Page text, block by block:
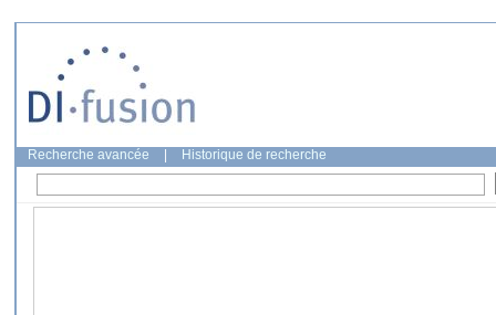
Recherche avancée Historique de recherche